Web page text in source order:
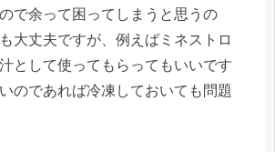
で余って困ってしまうと思うの
大丈夫ですが、例えばミネストロ
として使ってもらってもいいです
のであれば冷凍しておいても問題